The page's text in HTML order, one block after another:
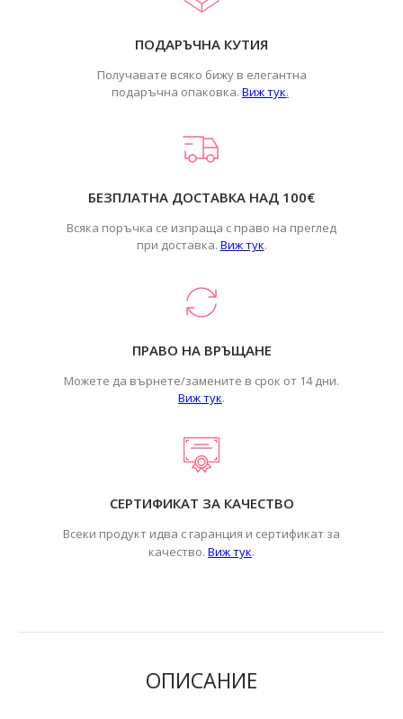
ПОДАРЪЧНА КУТИЯ
Получавате всяко бижу в елегантна
подаръчна опаковка. Виж тук.
БЕЗПЛАТНА ДОСТАВКА НАД 100€
Всяка поръчка се изпраща с право на преглед
при доставка. Виж тук.
ПРАВО НА ВРЪЩАНЕ
Можете да върнете/замените в срок от 14 дни.
Виж тук.
СЕРТИФИКАТ ЗА КАЧЕСТВО
Всеки продукт идва с гаранция и сертификат за
качество. Виж тук.
ОПИСАНИЕ